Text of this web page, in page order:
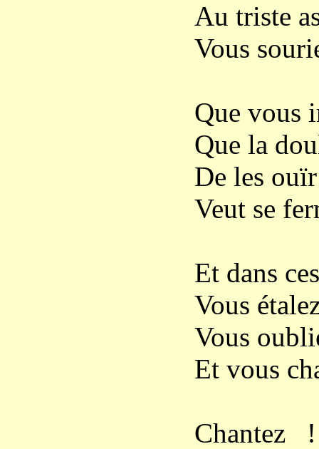
Au triste
Vous
Que vous
Que la
De les
Veut se
Et dans
Vous
Vous
Et vous
Chantez